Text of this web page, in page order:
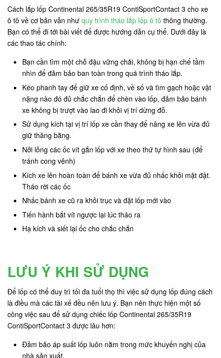
Cách lắp lốp Continental 265/35R19 ContiSportContact 3 cho xe
ô tô về cơ bản vẫn như quy trình tháo lắp lốp ô tô thông thường.
Bạn có thể đi tới bài viết để được hướng dẫn cụ thể. Dưới đây là
các thao tác chính:
Bạn cần tìm một chỗ đậu vững chãi, không bị hạn chế tầm
nhìn để đảm bảo ban toàn trong quá trình tháo lắp.
Kéo phanh tay để giữ xe cố định, về số và tìm gạch hoặc vật
nặng nào đó đủ chắc chắn để chèn vào lốp, đảm bảo bánh
xe không bị trượt vào lao đi khỏi vị trí dừng đỗ.
Sử dụng kích tại vị trí lốp xe cần thay để nâng xe lên vừa đủ
giữ thăng bằng.
Nởi lỏng các ốc vít gắn lốp với xe theo thứ tự hình sau (để
tránh cong vênh)
Kích xe lên hoàn toàn để bánh xe vừa đủ nhấc khỏi mặt đật.
Tháo rời các ốc
Nhấc bánh xe cũ ra khỏi trục và đặt lốp mới vào
Tiến hành bắt vít ngược lại lúc tháo ra
Hạ kích và siết lại ốc cho chắc chắn
LƯU Ý KHI SỬ DỤNG
Để lốp có thể duy trì tối đa tuổi thọ thì việc sử dụng lốp đúng cách
là điều mà các tài xế đều nên lưu ý. Bạn nên thực hiện một số
công việc sau để sử dụng chiếc lốp Continental 265/35R19
ContiSportContact 3 được lâu hơn:
Đảm bảo áp suất lốp luôn nằm trong mức khuyến nghị của
nhà sản xuất.